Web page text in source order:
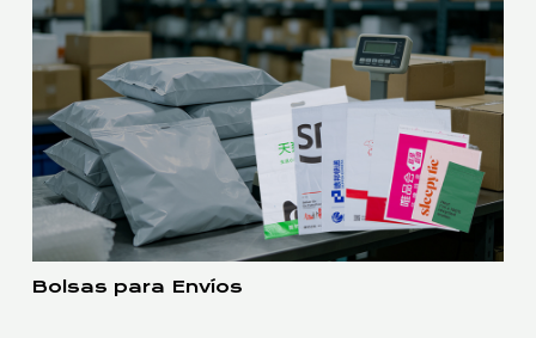
Bolsas para Envíos